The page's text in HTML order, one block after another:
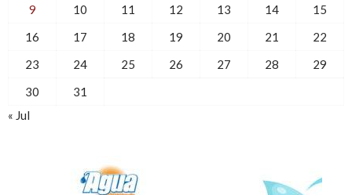
9
10 11 12 13 14
15
16
17 18 19 20 21
22
23
24 25 26 27 28
29
30
31
« Jul